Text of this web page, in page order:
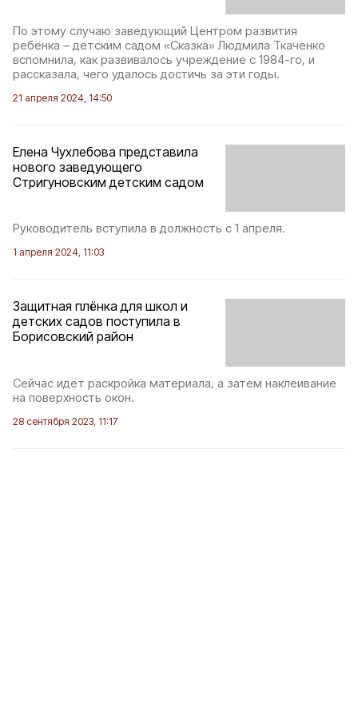
По этому случаю заведующий Центром развития
ребёнка – детским садом «Сказка» Людмила Ткаченко
вспомнила, как развивалось учреждение с 1984-го, и
рассказала, чего удалось достичь за эти годы.
21 апреля 2024, 14:50
Елена Чухлебова представила
нового заведующего
Стригуновским детским садом
Руководитель вступила в должность с 1 апреля.
1 апреля 2024, 11:03
Защитная плёнка для школ и
детских садов поступила в
Борисовский район
Сейчас идёт раскройка материала, а затем наклеивание
на поверхность окон.
28 сентября 2023, 11:17